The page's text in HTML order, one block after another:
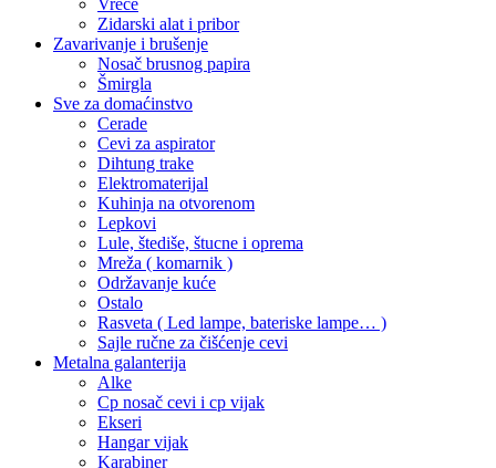
Vreće
Zidarski alat i pribor
Zavarivanje i brušenje
Nosač brusnog papira
Šmirgla
Sve za domaćinstvo
Cerade
Cevi za aspirator
Dihtung trake
Elektromaterijal
Kuhinja na otvorenom
Lepkovi
Lule, štediše, štucne i oprema
Mreža ( komarnik )
Održavanje kuće
Ostalo
Rasveta ( Led lampe, bateriske lampe… )
Sajle ručne za čišćenje cevi
Metalna galanterija
Alke
Cp nosač cevi i cp vijak
Ekseri
Hangar vijak
Karabiner